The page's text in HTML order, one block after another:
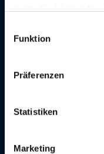
Trigger Symbol
Informationen
können
bestimmten
Funktion
Präferenzen
Statistiken
Marketing